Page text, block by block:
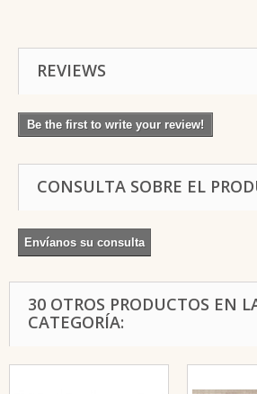
REVIEWS
Be the first to write your review!
CONSULTA SOBRE EL
Envíanos su consulta
30 OTROS PRODUCTOS EN
CATEGORÍA: